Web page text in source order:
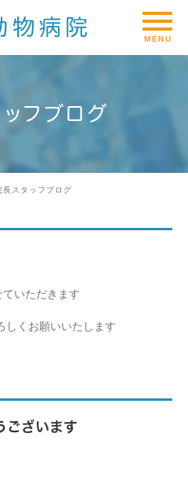
フブログ
長スタッフブログ
いただきます
しくお願いいたします
ざいます